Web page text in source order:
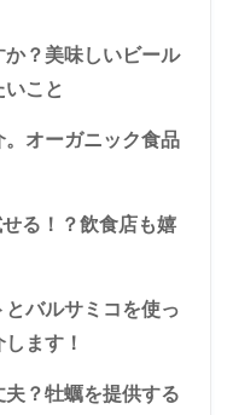
か？美味しいビール
こと
オーガニック食品
る！？飲食店も嬉
バルサミコを使っ
ます！
？牡蠣を提供する